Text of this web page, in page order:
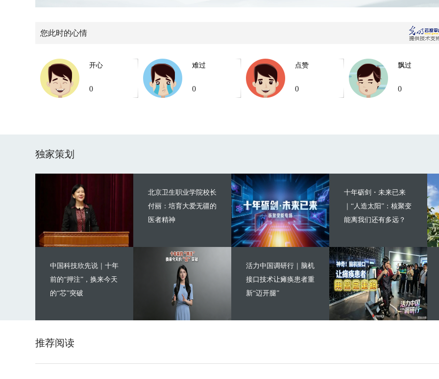
您此时的心情
开心
0
难过
0
点赞
0
飘过
0
独家策划
北京卫生职业学院校长
付丽：培育大爱无疆的
医者精神
中国科技欣先说｜十年
前的“押注”，换来今天
的“芯”突破
十年砺剑・未来已来
｜“人造太阳”：核聚变
能离我们还有多远？
活力中国调研行｜脑机
接口技术让瘫痪患者重
新“迈开腿”
推荐阅读